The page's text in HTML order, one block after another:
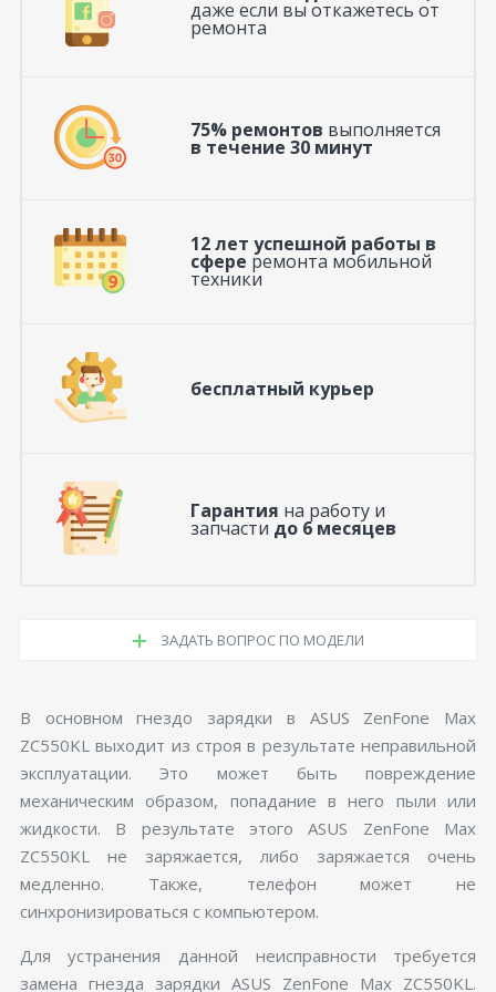
даже если вы откажетесь от
ремонта
75% ремонтов выполняется
в течение 30 минут
12 лет успешной работы в
сфере ремонта мобильной
техники
бесплатный курьер
Гарантия на работу и
запчасти до 6 месяцев
ЗАДАТЬ ВОПРОС ПО МОДЕЛИ
В основном гнездо зарядки в ASUS ZenFone Max
ZC550KL выходит из строя в результате неправильной
эксплуатации. Это может быть повреждение
механическим образом, попадание в него пыли или
жидкости. В результате этого ASUS ZenFone Max
ZC550KL не заряжается, либо заряжается очень
медленно. Также, телефон может не
синхронизироваться с компьютером.
Для устранения данной неисправности требуется
замена гнезда зарядки ASUS ZenFone Max ZC550KL.